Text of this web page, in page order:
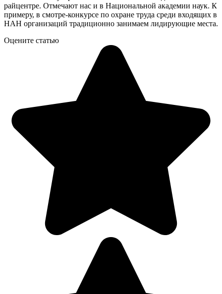
райцентре. Отмечают нас и в Национальной академии наук. К
примеру, в смотре-конкурсе по охране труда среди входящих в
НАН организаций традиционно занимаем лидирующие места.
Оцените статью